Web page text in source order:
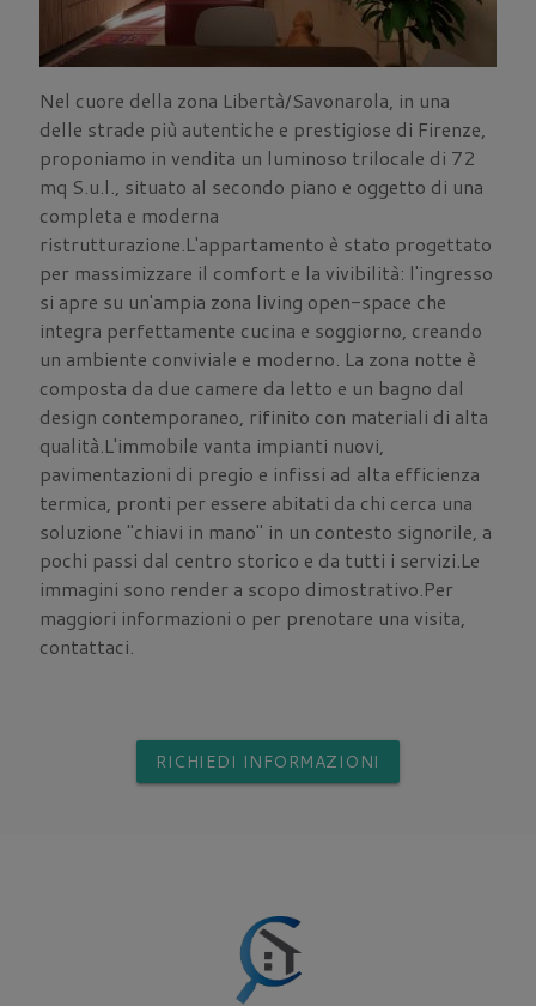
Nel cuore della zona Libertà/Savonarola, in una
delle strade più autentiche e prestigiose di Firenze,
proponiamo in vendita un luminoso trilocale di 72
mq S.u.l., situato al secondo piano e oggetto di una
completa e moderna
ristrutturazione.L'appartamento è stato progettato
per massimizzare il comfort e la vivibilità: l'ingresso
si apre su un'ampia zona living open-space che
integra perfettamente cucina e soggiorno, creando
un ambiente conviviale e moderno. La zona notte è
composta da due camere da letto e un bagno dal
design contemporaneo, rifinito con materiali di alta
qualità.L'immobile vanta impianti nuovi,
pavimentazioni di pregio e infissi ad alta efficienza
termica, pronti per essere abitati da chi cerca una
soluzione "chiavi in mano" in un contesto signorile, a
pochi passi dal centro storico e da tutti i servizi.Le
immagini sono render a scopo dimostrativo.Per
maggiori informazioni o per prenotare una visita,
contattaci.
RICHIEDI INFORMAZIONI